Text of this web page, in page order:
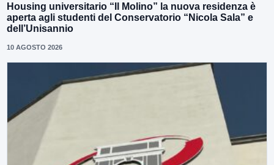
Housing universitario “Il Molino” la nuova residenza è
aperta agli studenti del Conservatorio “Nicola Sala” e
dell’Unisannio
10 AGOSTO 2026